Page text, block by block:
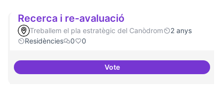
Recerca i re-avaluació
Treballem el pla estratègic del Canòdrom
2 anys
Residències
0 0
VoteRecerca i re-avaluació